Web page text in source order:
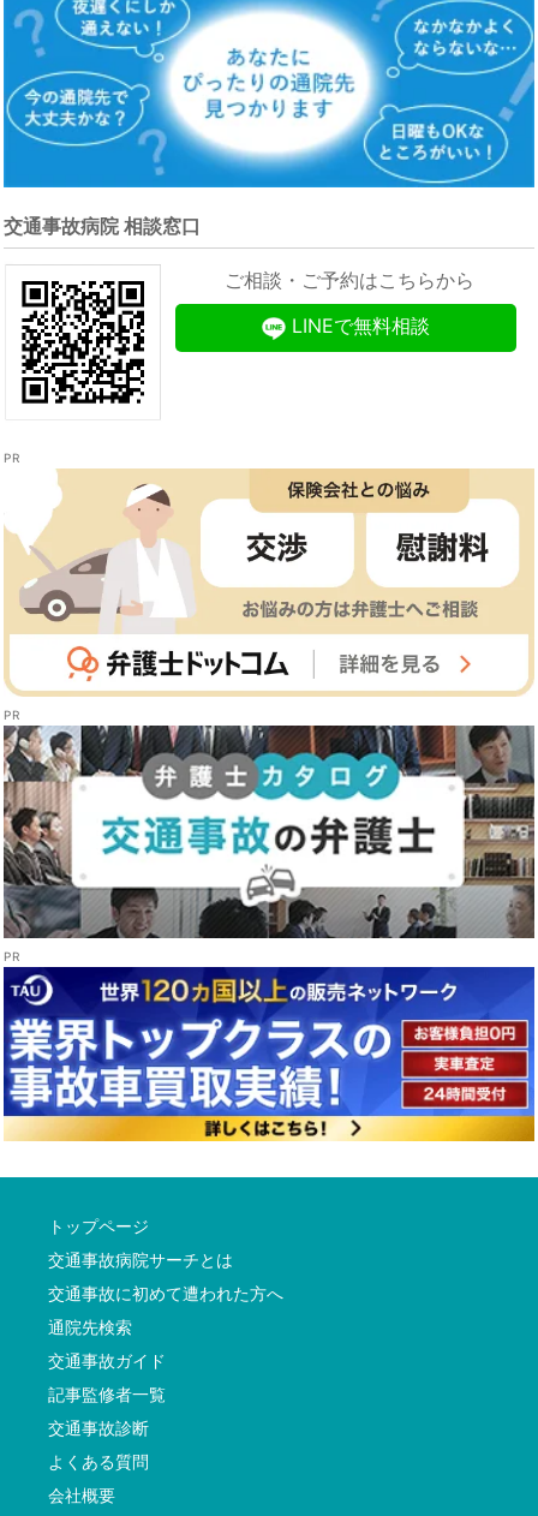
交通事故病院 相談窓口
ご相談・ご予約はこちらから
LINEで無料相談
トップページ
交通事故病院サーチとは
交通事故に初めて遭われた方へ
通院先検索
交通事故ガイド
記事監修者一覧
交通事故診断
よくある質問
会社概要